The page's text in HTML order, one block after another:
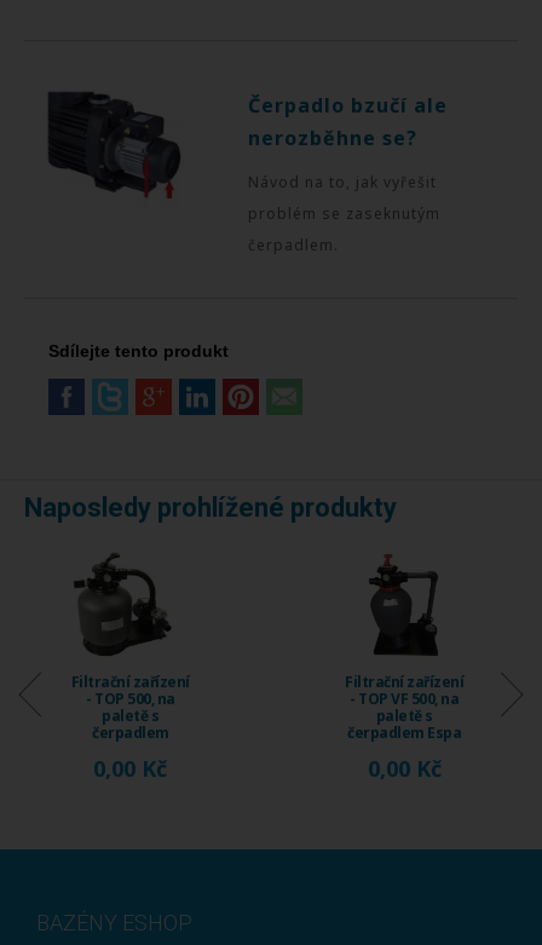
Čerpadlo bzučí ale
nerozběhne se?
Návod na to, jak vyřešit
problém se zaseknutým
čerpadlem.
Sdílejte tento produkt
Naposledy prohlížené produkty
Filtrační zařízení
- TOP 500, na
paletě s
čerpadlem
0,00 Kč
Filtrační zařízení
- TOP VF 500, na
paletě s
čerpadlem Espa
0,00 Kč
BAZÉNY ESHOP